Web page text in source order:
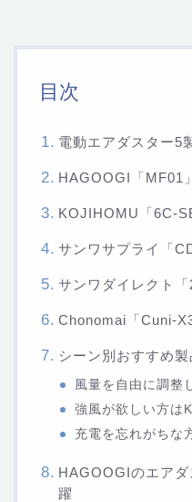
目次
電動エアダスター5
HAGOOGI「MF01」
KOJIHOMU「6C-
サンワサプライ「‎
サンワダイレクト「
Chonomai「Cuni-X3
シーン別おすすめ製
風量を自由に調整
強風が欲しい方は
充電を忘れがちな
HAGOOGIのエア
躍